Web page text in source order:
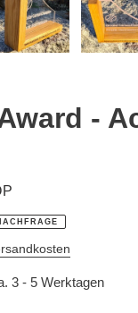
-
3 - 5 Werktagen